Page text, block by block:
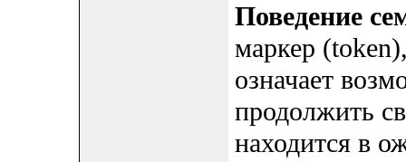
Поведение
маркер
означает
продолжить
находится в